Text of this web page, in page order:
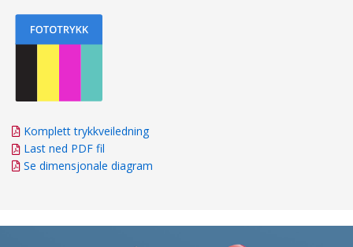
Komplett trykkveiledning
Last ned PDF fil
Se dimensjonale diagram